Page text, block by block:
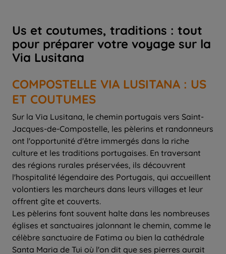
Us et coutumes, traditions : tout
pour préparer votre voyage sur la
Via Lusitana
COMPOSTELLE VIA LUSITANA : US
ET COUTUMES
Sur la Via Lusitana, le chemin portugais vers Saint-
Jacques-de-Compostelle, les pèlerins et randonneurs
ont l'opportunité d'être immergés dans la riche
culture et les traditions portugaises. En traversant
des régions rurales préservées, ils découvrent
l'hospitalité légendaire des Portugais, qui accueillent
volontiers les marcheurs dans leurs villages et leur
offrent gîte et couverts.
Les pèlerins font souvent halte dans les nombreuses
églises et sanctuaires jalonnant le chemin, comme le
célèbre sanctuaire de Fatima ou bien la cathédrale
Santa Maria de Tui où l'on dit que ses pierres aurait